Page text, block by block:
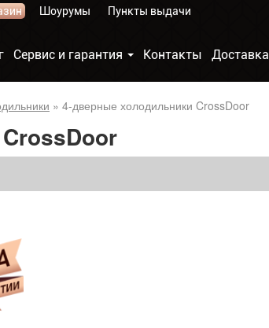
Шоурумы Пункты выдачи
Сервис и гарантия Контакты Доставка
» 4-дверные холодильники CrossDoor